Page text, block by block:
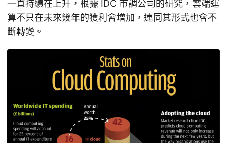
一直持續在上升，根據 IDC 市調公司的研究，雲端運
算不只在未來幾年的獲利會增加，連同其形式也會不
斷轉變。